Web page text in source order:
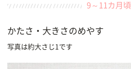
9～11カ月頃
かたさ・大きさのめやす
写真は約大さじ1です